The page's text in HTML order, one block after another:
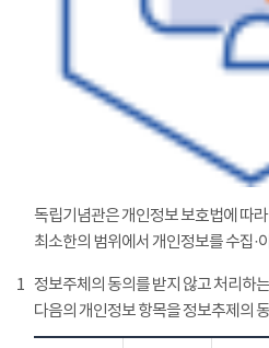
독립기념관은 개인정보 보호법에 따
최소한의 범위에서 개인정보를 수집·
1 정보주체의 동의를 받지 않고 처리하
다음의 개인정보 항목을 정보추제의